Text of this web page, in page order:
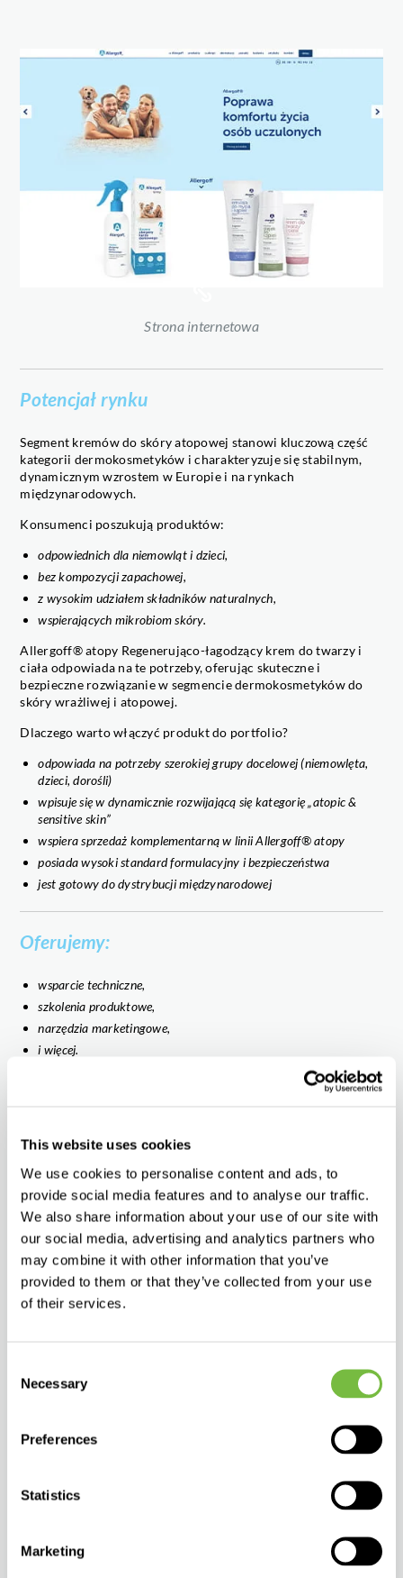
This website uses cookies
We use cookies to personalise content and ads, to
provide social media features and to analyse our traffic.
We also share information about your use of our site with
our social media, advertising and analytics partners who
may combine it with other information that you’ve
provided to them or that they’ve collected from your use
of their services.
Selection
Necessary
Preferences
Statistics
Marketing
Strona internetowa
Potencjał rynku
Segment kremów do skóry atopowej stanowi kluczową część
kategorii dermokosmetyków i charakteryzuje się stabilnym,
dynamicznym wzrostem w Europie i na rynkach
międzynarodowych.
Konsumenci poszukują produktów:
odpowiednich dla niemowląt i dzieci,
bez kompozycji zapachowej,
z wysokim udziałem składników naturalnych,
wspierających mikrobiom skóry.
Allergoff® atopy Regenerująco-łagodzący krem do twarzy i
ciała odpowiada na te potrzeby, oferując skuteczne i
bezpieczne rozwiązanie w segmencie dermokosmetyków do
skóry wrażliwej i atopowej.
Dlaczego warto włączyć produkt do portfolio?
odpowiada na potrzeby szerokiej grupy docelowej (niemowlęta,
dzieci, dorośli)
wpisuje się w dynamicznie rozwijającą się kategorię „atopic &
sensitive skin”
wspiera sprzedaż komplementarną w linii Allergoff® atopy
posiada wysoki standard formulacyjny i bezpieczeństwa
jest gotowy do dystrybucji międzynarodowej
Oferujemy:
wsparcie techniczne,
szkolenia produktowe,
narzędzia marketingowe,
i więcej.
Allergoff® atopy Odżywczy olejek do kąpieli
Allergoff® atopy Ultradelikatna emulsja do mycia i kąpieli
ALLERGOFF® Spray
SKONTAKTUJ SIĘ Z NASZYM PRZEDSTAWICIELEM
FARMACEUTYCZNO-MEDYCZNYM